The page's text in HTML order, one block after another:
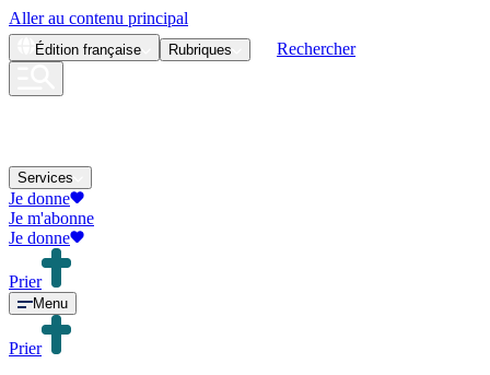
Aller au contenu principal
Édition française Rubriques Rechercher
Services
Je donne
Je m'abonne
Je donne
Prier
Menu
Prier